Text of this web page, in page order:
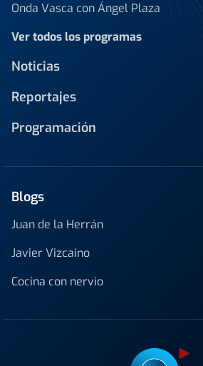
Onda Vasca con Ángel Plaza
Ver todos los programas
Noticias
Reportajes
Programación
Blogs
Juan de la Herrán
Javier Vizcaino
Cocina con nervio